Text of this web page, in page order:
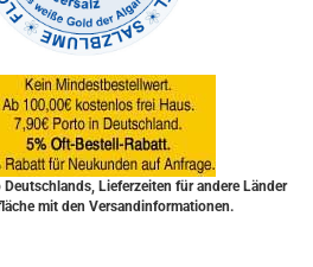
Lieferzeiten für andere Länder
mit den Versandinformationen.